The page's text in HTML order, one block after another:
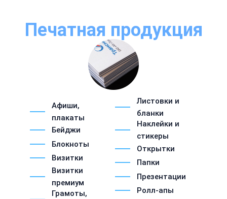
Печатная продукция
Афиши,
плакаты
Бейджи
Блокноты
Визитки
Визитки
премиум
Грамоты,
Листовки и
бланки
Наклейки и
стикеры
Открытки
Папки
Презентации
Ролл-апы